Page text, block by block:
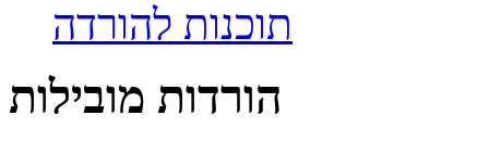
תוכנות להורדה
הורדות מובילות